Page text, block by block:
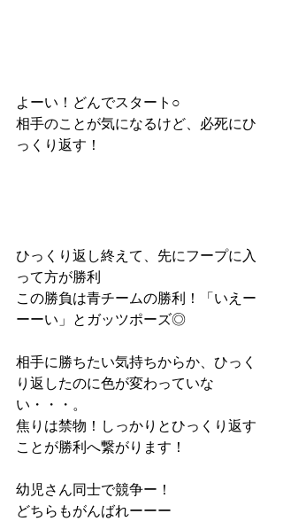
よーい！どんでスタート○
相手のことが気になるけど、必死にひ
っくり返す！
ひっくり返し終えて、先にフープに入
って方が勝利
この勝負は青チームの勝利！「いえー
ーーい」とガッツポーズ◎
相手に勝ちたい気持ちからか、ひっく
り返したのに色が変わっていな
い・・・。
焦りは禁物！しっかりとひっくり返す
ことが勝利へ繋がります！
幼児さん同士で競争ー！
どちらもがんばれーーー